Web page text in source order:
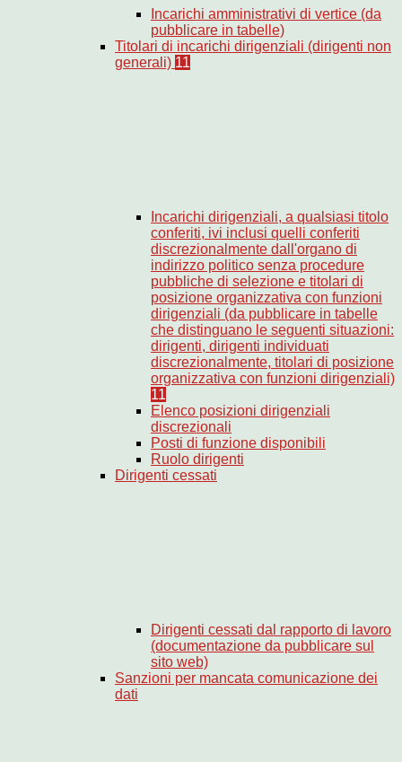
Incarichi amministrativi di vertice (da
pubblicare in tabelle)
Titolari di incarichi dirigenziali (dirigenti non
generali) 11
Incarichi dirigenziali, a qualsiasi titolo
conferiti, ivi inclusi quelli conferiti
discrezionalmente dall'organo di
indirizzo politico senza procedure
pubbliche di selezione e titolari di
posizione organizzativa con funzioni
dirigenziali (da pubblicare in tabelle
che distinguano le seguenti situazioni:
dirigenti, dirigenti individuati
discrezionalmente, titolari di posizione
organizzativa con funzioni dirigenziali)
11
Elenco posizioni dirigenziali
discrezionali
Posti di funzione disponibili
Ruolo dirigenti
Dirigenti cessati
Dirigenti cessati dal rapporto di lavoro
(documentazione da pubblicare sul
sito web)
Sanzioni per mancata comunicazione dei
dati